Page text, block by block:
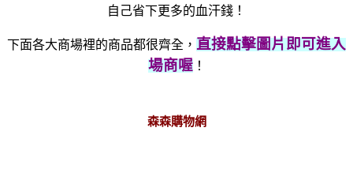
自己省下更多的血汗錢！
下面各大商場裡的商品都很齊全， 直接點擊圖片即可進入
場商喔！
森森購物網